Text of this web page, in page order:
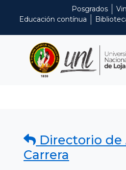
Posgrados
Educación contínua
Directorio
Carrera